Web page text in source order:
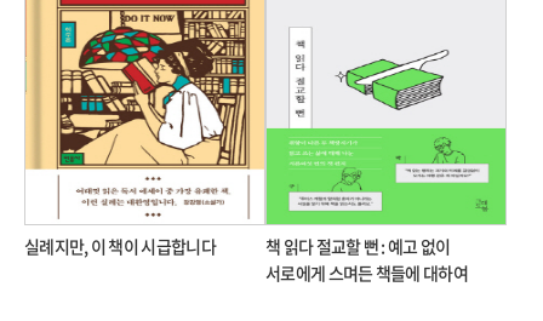
실례지만, 이 책이 시급합니다
책 읽다 절교할 뻔 : 예고 없이
서로에게 스며든 책들에 대하여